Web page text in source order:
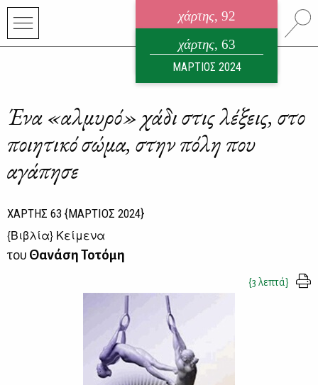
χάρτης, 92
ηλεκτρονικό περιοδικό
ΑΥΓΟΥΣΤΟΣ 2026
χάρτης, 63
ΜΑΡΤΙΟΣ 2024
Ένα «αλμυρό» χάδι στις λέξεις, στο
ποιητικό σώμα, στην πόλη που
αγάπησε
ΧΑΡΤΗΣ 63 {ΜΑΡΤΙΟΣ 2024}
{Βιβλία} Κείμενα
του Θανάση Τοτόμη
{3 λεπτά}